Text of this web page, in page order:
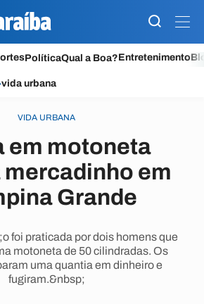
PolíticaQual a Boa?Entretenimento
vida urbana
VIDA URBANA
em motoneta
em
Grande
foi praticada por dois homens que
motoneta de 50 cilindradas. Os
uma quantia em dinheiro e
fugiram.&nbsp;